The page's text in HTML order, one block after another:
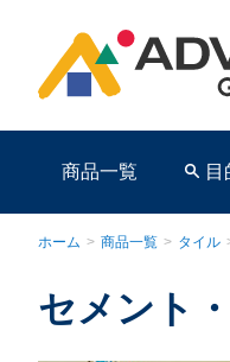
商品一覧
ホーム > 商品一覧 > タイル
セメント